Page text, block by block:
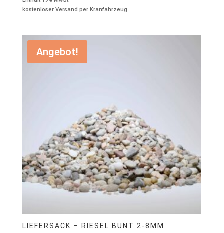
war:
ist:
kostenloser Versand per Kranfahrzeug
Angebot!
LIEFERSACK – RIESEL BUNT 2-8MM